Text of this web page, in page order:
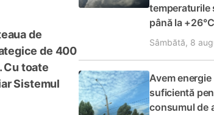
de
de 400
Cu toate
Sistemul
temperaturile
până la +26°C
Sâmbătă, 8
Avem energie
suficientă
consumul de